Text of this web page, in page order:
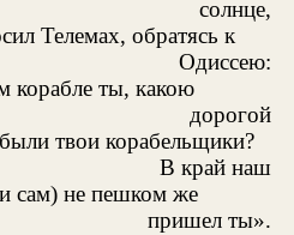
солнце,
Телемах, обратясь к
Одиссею:
корабле ты, какою
дорогой
твои корабельщики?
В край наш
сам) не пешком же
пришел ты».